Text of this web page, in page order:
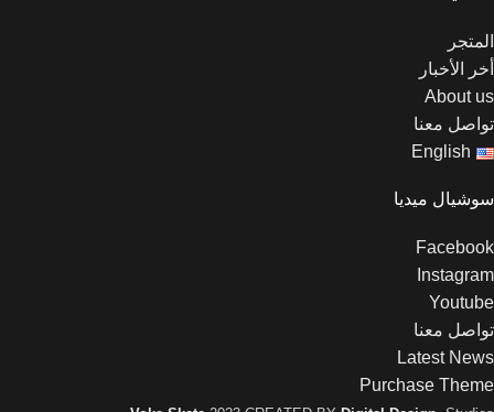
المتجر
أخر الأخبار
About us
تواصل معنا
English
سوشيال ميديا
Facebook
Instagram
Youtube
تواصل معنا
Latest News
Purchase Theme